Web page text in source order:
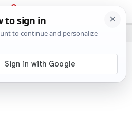
PRIJAVA